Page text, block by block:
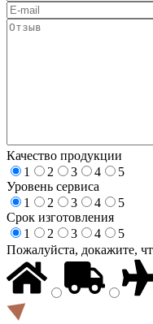
Качество продукции
1
2 3 4
5
Уровень сервиса
1
2 3 4
5
Срок изготовления
1
2 3 4
5
Пожалуйста, докажите,